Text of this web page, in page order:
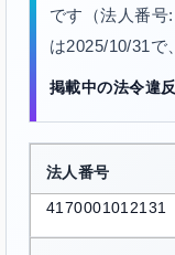
です（法人番号
は2025/10/31で
掲載中の法令違
法人番号
4170001012131